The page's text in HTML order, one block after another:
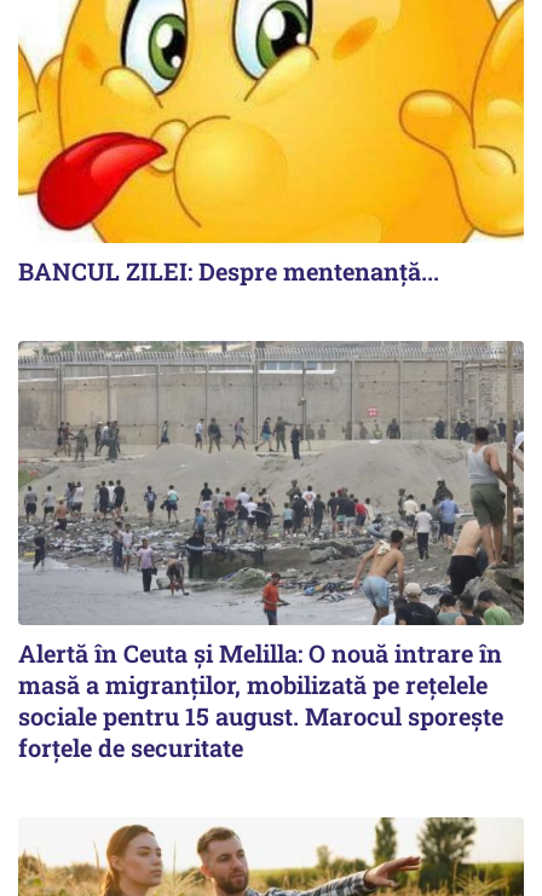
BANCUL ZILEI: Despre mentenanță...
Alertă în Ceuta și Melilla: O nouă intrare în
masă a migranților, mobilizată pe rețelele
sociale pentru 15 august. Marocul sporește
forțele de securitate